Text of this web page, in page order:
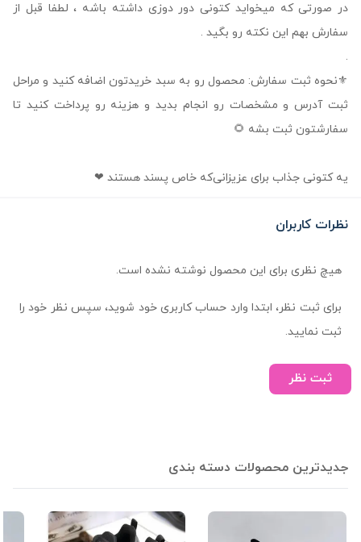
در صورتی که میخواید کتونی دور دوزی داشته باشه ، لطفا قبل از
سفارش بهم این نکته رو بگید .
.
⚜نحوه ثبت سفارش: محصول رو به سبد خریدتون اضافه کنید و مراحل
ثبت آدرس و مشخصات رو انجام بدید و هزینه رو پرداخت کنید تا
سفارشتون ثبت بشه 🌻
یه کتونی جذاب برای عزیزانی‌که خاص پسند هستند ❤
نظرات کاربران
هیچ نظری برای این محصول نوشته نشده است.
برای ثبت نظر، ابتدا وارد حساب کاربری خود شوید، سپس نظر خود را
ثبت نمایید.
ثبت نظر
جدیدترین محصولات دسته بندی